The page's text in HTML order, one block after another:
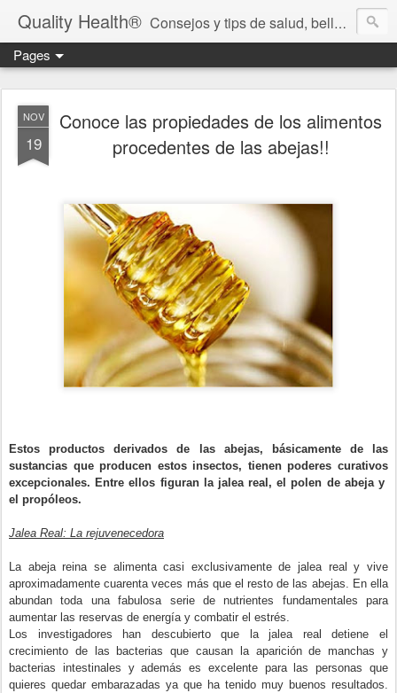
Quality Health® Consejos y tips de salud, belleza y cuidado personal.
Pages
NOV
19
Conoce las propiedades de los alimentos
procedentes de las abejas!!
Estos productos derivados de las abejas, básicamente de las
sustancias que producen estos insectos, tienen poderes curativos
excepcionales. Entre ellos figuran la jalea real, el polen de abeja y
el propóleos.
Jalea Real: La rejuvenecedora
La abeja reina se alimenta casi exclusivamente de jalea real y vive
aproximadamente cuarenta veces más que el resto de las abejas. En ella
abundan toda una fabulosa serie de nutrientes fundamentales para
aumentar las reservas de energía y combatir el estrés.
Los investigadores han descubierto que la jalea real detiene el
crecimiento de las bacterias que causan la aparición de manchas y
bacterias intestinales y además es excelente para las personas que
quieres quedar embarazadas ya que ha tenido muy buenos resultados.